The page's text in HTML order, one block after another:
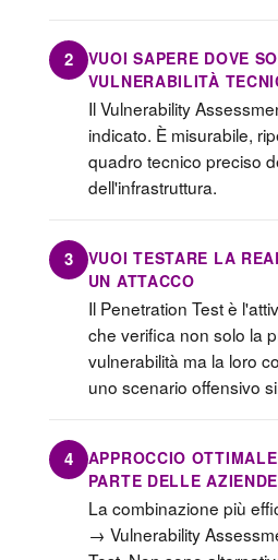
2
VUOI SAPERE DOVE
VULNERABILITÀ
Il Vulnerability
indicato. È misurabile,
quadro tecnico preciso
dell'infrastruttura.
3
VUOI TESTARE LA
UN ATTACCO
Il Penetration Test è
che verifica non solo la
vulnerabilità ma la loro
uno scenario offensivo
4
APPROCCIO
PARTE DELLE AZIENDE
La combinazione più
→ Vulnerability